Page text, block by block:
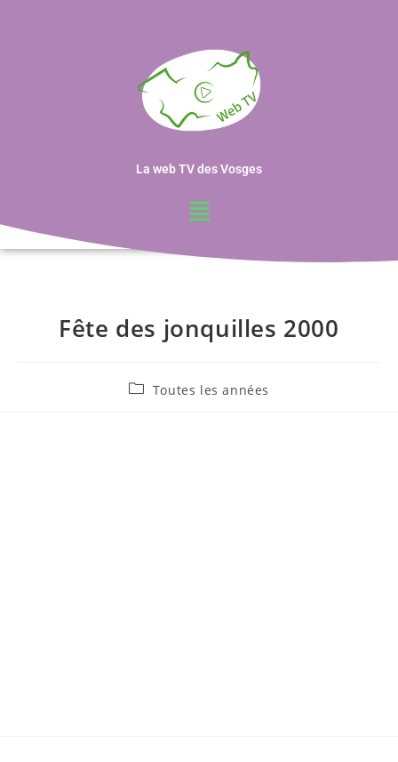
La web TV des Vosges
Fête des jonquilles 2000
Toutes les années